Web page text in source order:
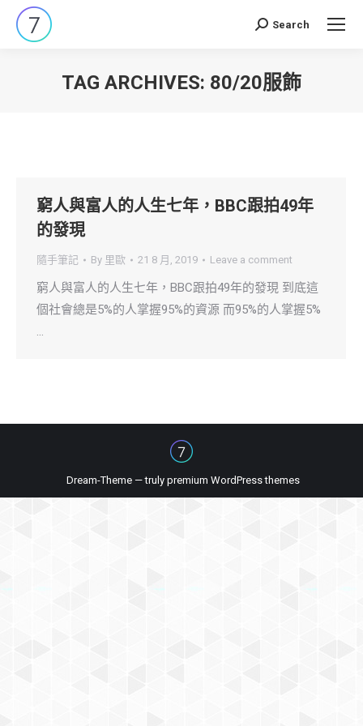
Search:
Search
TAG ARCHIVES: 80/20服飾
窮人與富人的人生七年，BBC跟拍49年
的發現
隨手筆記 By 里歐 21 8 月, 2019 Leave a comment
窮人與富人的人生七年，BBC跟拍49年的發現 到底這
個社會總是5%的人掌握95%的資源 而95%的人掌握5%
…
Dream-Theme — truly premium WordPress themes